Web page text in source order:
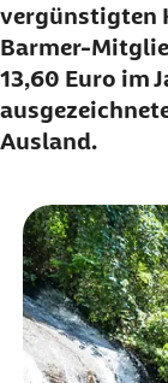
vergünstigten
Barmer-
13,60 Euro im
Ausland.